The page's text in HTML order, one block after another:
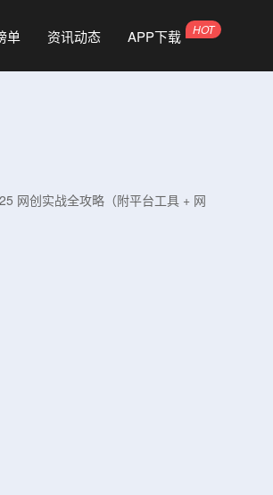
单 资讯动态 APP下载
网创实战全攻略（附平台工具 + 网